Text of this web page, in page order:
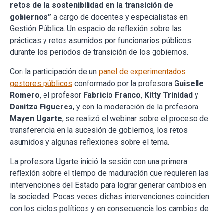
retos de la sostenibilidad en la transición de
gobiernos” a cargo de docentes y especialistas en
Gestión Pública. Un espacio de reflexión sobre las
prácticas y retos asumidos por funcionarios públicos
durante los periodos de transición de los gobiernos.
Con la participación de un panel de experimentados
gestores públicos conformado por la profesora Guiselle
Romero, el profesor Fabricio Franco, Kitty Trinidad y
Danitza Figueres, y con la moderación de la profesora
Mayen Ugarte, se realizó el webinar sobre el proceso de
transferencia en la sucesión de gobiernos, los retos
asumidos y algunas reflexiones sobre el tema.
La profesora Ugarte inició la sesión con una primera
reflexión sobre el tiempo de maduración que requieren las
intervenciones del Estado para lograr generar cambios en
la sociedad. Pocas veces dichas intervenciones coinciden
con los ciclos políticos y en consecuencia los cambios de